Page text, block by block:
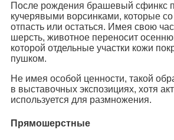
После рождения брашевый сфинкс
кучерявыми ворсинками, которые
отпасть или остаться. Имея свою
шерсть, животное переносит
которой отдельные участки кожи
пушком.
Не имея особой ценности, такой
в выставочных экспозициях, хотя
используется для размножения.
Прямошерстные